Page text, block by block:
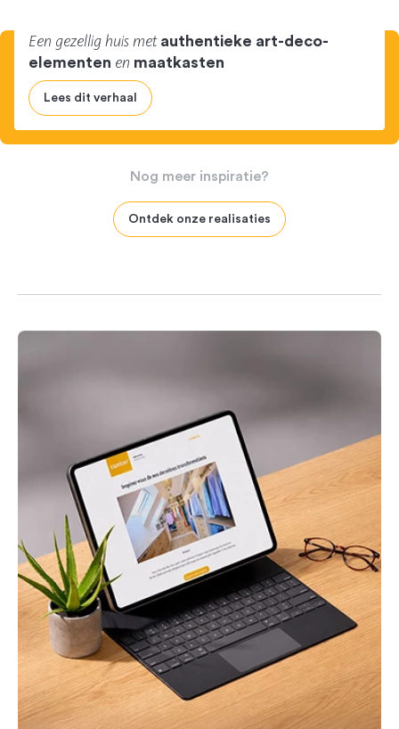
Een gezellig huis metauthentieke art-deco-
elementen en maatkasten
Lees dit verhaal
Nog meer inspiratie?
Ontdek onze realisaties